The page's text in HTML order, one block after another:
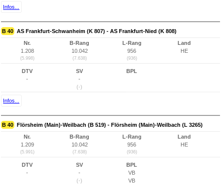
Infos...
B 40 AS Frankfurt-Schwanheim (K 807) - AS Frankfurt-Nied (K 808)
Nr.
1.208
(5.998)
B-Rang
10.042
(7.638)
L-Rang
956
(936)
Land
HE
DTV
-
SV
-
(-)
BPL
Infos...
B 40 Flörsheim (Main)-Weilbach (B 519) - Flörsheim (Main)-Weilbach (L 3265)
Nr.
1.209
(5.991)
B-Rang
10.042
(7.638)
L-Rang
956
(936)
Land
HE
DTV
-
SV
-
(-)
BPL
VB
VB